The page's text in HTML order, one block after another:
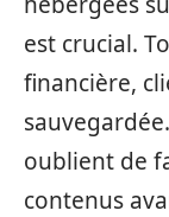
est crucial.
financière,
oublient de
contenus